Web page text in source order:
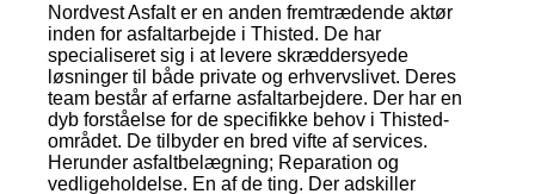
Nordvest Asfalt er en anden fremtrædende aktør
inden for asfaltarbejde i Thisted. De har
specialiseret sig i at levere skræddersyede
løsninger til både private og erhvervslivet. Deres
team består af erfarne asfaltarbejdere. Der har en
dyb forståelse for de specifikke behov i Thisted-
området. De tilbyder en bred vifte af services.
Herunder asfaltbelægning; Reparation og
vedligeholdelse. En af de ting. Der adskiller